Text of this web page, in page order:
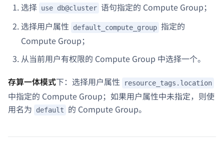
选择 use db@cluster 语句指定的 Compute Group；
选择用户属性
default_compute_group 指定的
Compute Group；
从当前用户有权限的 Compute Group 中选择一个。
存算一体模式下：选择用户属性 resource_tags.location
中指定的 Compute Group；如果用户属性中未指定，则使
用名为
default 的 Compute Group。